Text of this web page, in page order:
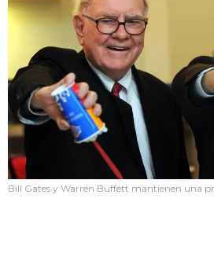
Bill Gates y Warren Buffett mantienen una